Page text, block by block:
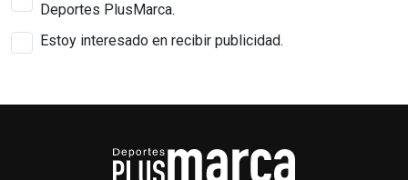
Deportes PlusMarca.
Estoy interesado en recibir publicidad.